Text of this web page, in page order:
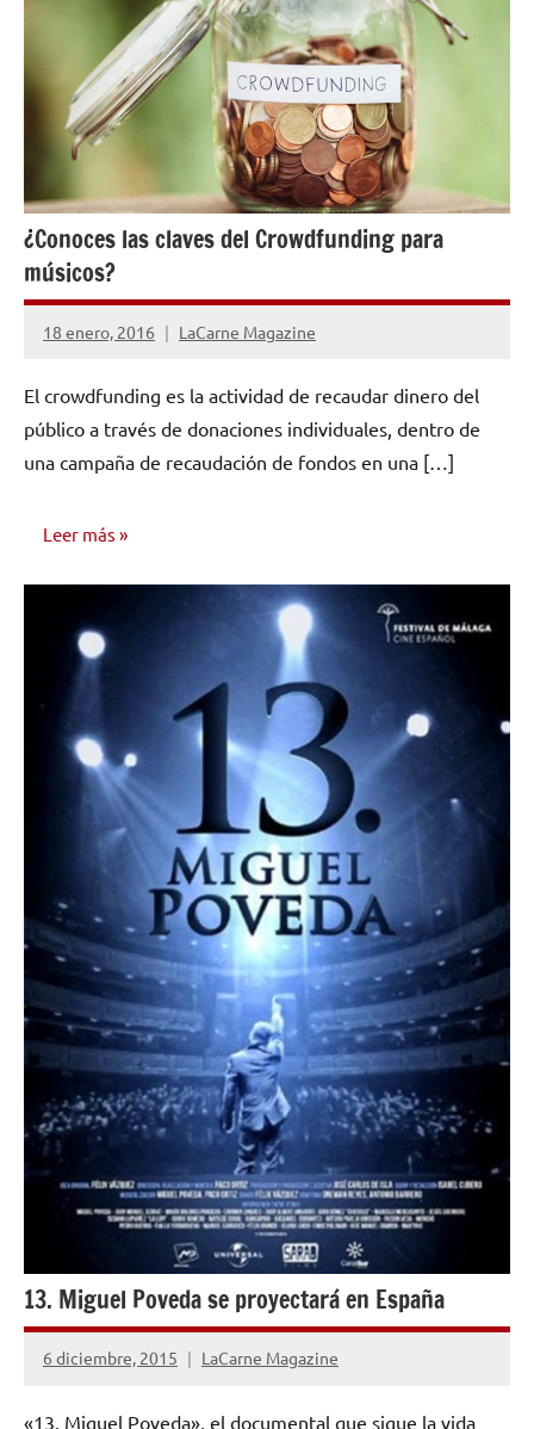
¿Conoces las claves del Crowdfunding para
músicos?
18 enero, 2016 LaCarne Magazine
2
El crowdfunding es la actividad de recaudar dinero del
público a través de donaciones individuales, dentro de
una campaña de recaudación de fondos en una […]
Leer más
LEGAL
13. Miguel Poveda se proyectará en España
6 diciembre, 2015 LaCarne Magazine
No
«13. Miguel Poveda», el documental que sigue la vida